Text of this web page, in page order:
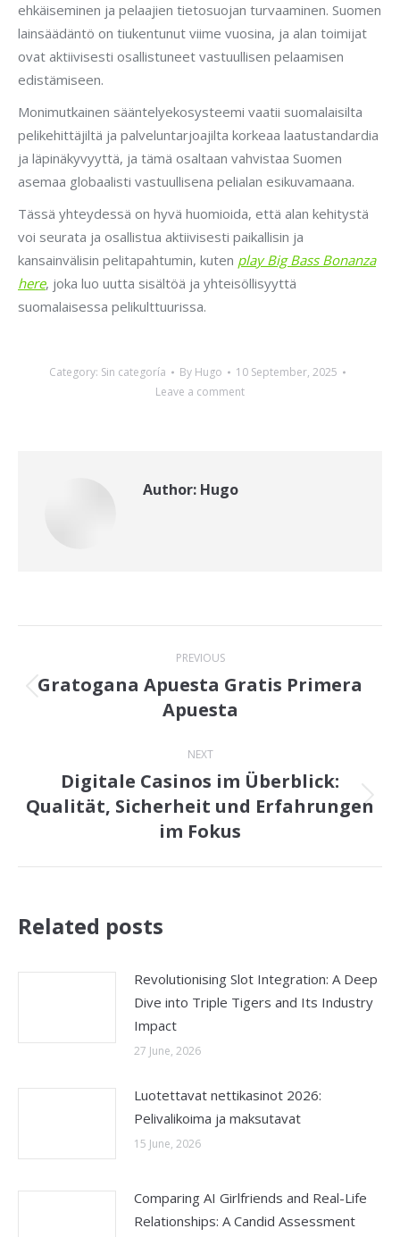
ehkäiseminen ja pelaajien tietosuojan turvaaminen. Suomen
lainsäädäntö on tiukentunut viime vuosina, ja alan toimijat
ovat aktiivisesti osallistuneet vastuullisen pelaamisen
edistämiseen.
Monimutkainen sääntelyekosysteemi vaatii suomalaisilta
pelikehittäjiltä ja palveluntarjoajilta korkeaa laatustandardia
ja läpinäkyvyyttä, ja tämä osaltaan vahvistaa Suomen
asemaa globaalisti vastuullisena pelialan esikuvamaana.
Tässä yhteydessä on hyvä huomioida, että alan kehitystä
voi seurata ja osallistua aktiivisesti paikallisin ja
kansainvälisin pelitapahtumin, kuten play Big Bass Bonanza
here, joka luo uutta sisältöä ja yhteisöllisyyttä
suomalaisessa pelikulttuurissa.
Category: Sin categoría By Hugo
10 September, 2025
Leave a comment
Author: Hugo
navigation
PREVIOUS
Previous
post:
Gratogana Apuesta Gratis Primera
Apuesta
NEXT
Next
post:
Digitale Casinos im Überblick:
Qualität, Sicherheit und Erfahrungen
im Fokus
Related posts
Revolutionising Slot Integration: A Deep
Dive into Triple Tigers and Its Industry
Impact
27 June, 2026
Luotettavat nettikasinot 2026:
Pelivalikoima ja maksutavat
15 June, 2026
Comparing AI Girlfriends and Real-Life
Relationships: A Candid Assessment